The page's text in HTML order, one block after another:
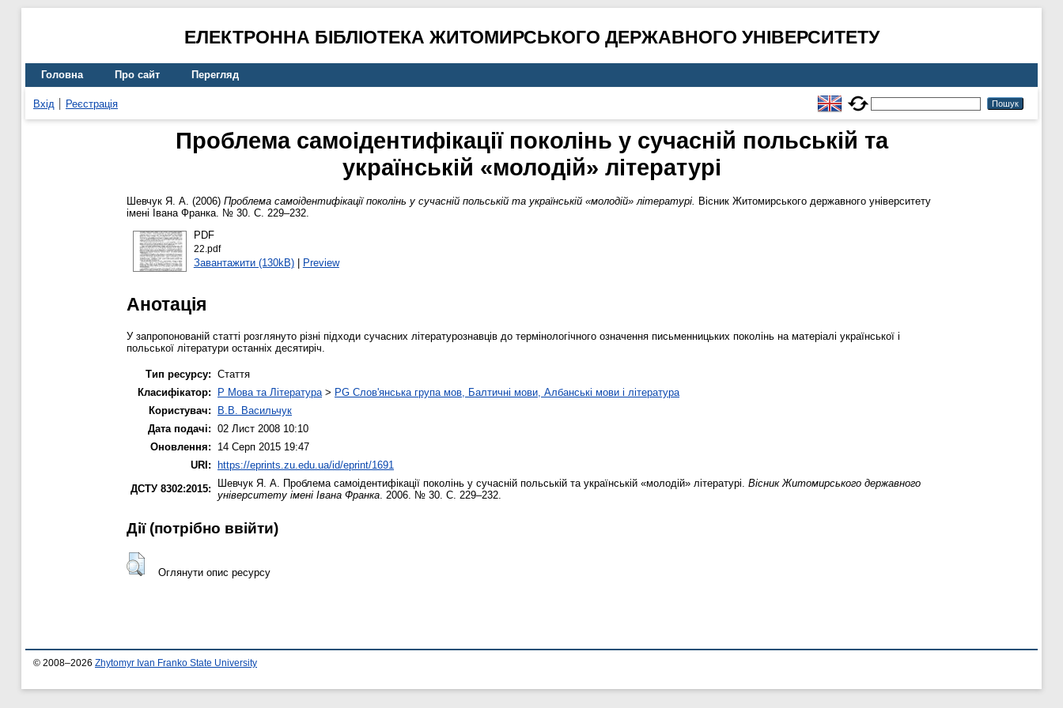
ЕЛЕКТРОННА БІБЛІОТЕКА ЖИТОМИРСЬКОГО ДЕРЖАВНОГО УНІВЕРСИТЕТУ
Головна Про сайт Перегляд
Вхід Реєстрація
Проблема самоідентифікації поколінь у сучасній польській та
українській «молодій» літературі
Шевчук Я. А. (2006) Проблема самоідентифікації поколінь у сучасній польській та українській «молодій» літературі. Вісник Житомирського державного університету
імені Івана Франка. № 30. С. 229–232.
PDF
22.pdf
Завантажити (130kB)| Preview
Анотація
У запропонованій статті розглянуто різні підходи сучасних літературознавців до термінологічного означення письменницьких поколінь на матеріалі української і
польської літератури останніх десятиріч.
Тип ресурсу: Стаття
Класифікатор:
P Мова та Література > PG Слов'янська група мов, Балтичні мови, Албанські мови і література
Користувач:
В.В. Васильчук
Дата подачі: 02 Лист 2008 10:10
Оновлення:
14 Серп 2015 19:47
URI: https://eprints.zu.edu.ua/id/eprint/1691
ДСТУ 8302:2015:
Шевчук Я. А. Проблема самоідентифікації поколінь у сучасній польській та українській «молодій» літературі. Вісник Житомирського державного
університету імені Івана Франка . 2006. № 30. С. 229–232.
Дії ​​(потрібно ввійти)
Оглянути опис ресурсу
© 2008–2026 Zhytomyr Ivan Franko State University